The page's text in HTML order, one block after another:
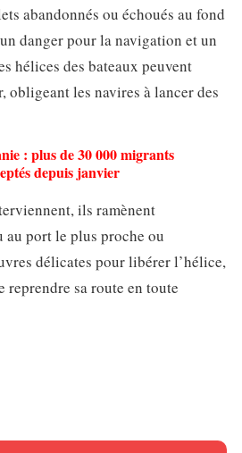
abandonnés ou échoués au fond
danger pour la navigation et un
hélices des bateaux peuvent
obligeant les navires à lancer des
: plus de 30 000 migrants
depuis janvier
ils ramènent
au port le plus proche ou
délicates pour libérer l’hélice,
reprendre sa route en toute